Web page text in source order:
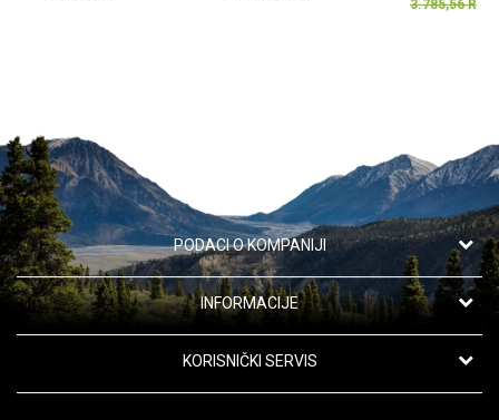
3.785,56RSD
PODACI O KOMPANIJI
Apotekarska ustanova "Oaza zdravlja"
Kanarevo Brdo 42,
11191 Beograd, Srbija
Telefon:
INFORMACIJE
O nama
Saradnja
KORISNIČKI SERVIS